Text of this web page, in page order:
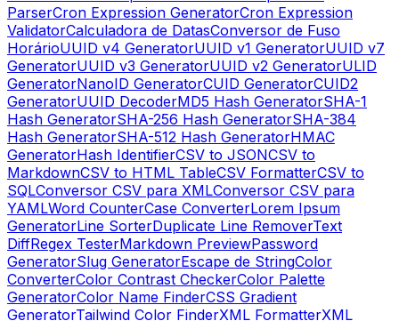
ParserCron Expression GeneratorCron Expression
ValidatorCalculadora de DatasConversor de Fuso
HorárioUUID v4 GeneratorUUID v1 GeneratorUUID v7
GeneratorUUID v3 GeneratorUUID v2 GeneratorULID
GeneratorNanoID GeneratorCUID GeneratorCUID2
GeneratorUUID DecoderMD5 Hash GeneratorSHA-1
Hash GeneratorSHA-256 Hash GeneratorSHA-384
Hash GeneratorSHA-512 Hash GeneratorHMAC
GeneratorHash IdentifierCSV to JSONCSV to
MarkdownCSV to HTML TableCSV FormatterCSV to
SQLConversor CSV para XMLConversor CSV para
YAMLWord CounterCase ConverterLorem Ipsum
GeneratorLine SorterDuplicate Line RemoverText
DiffRegex TesterMarkdown PreviewPassword
GeneratorSlug GeneratorEscape de StringColor
ConverterColor Contrast CheckerColor Palette
GeneratorColor Name FinderCSS Gradient
GeneratorTailwind Color FinderXML FormatterXML